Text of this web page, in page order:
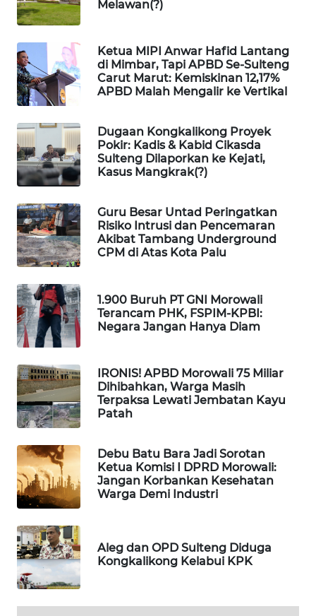
Melawan(?)
Ketua MIPI Anwar Hafid Lantang
di Mimbar, Tapi APBD Se-Sulteng
Carut Marut: Kemiskinan 12,17%
APBD Malah Mengalir ke Vertikal
Dugaan Kongkalikong Proyek
Pokir: Kadis & Kabid Cikasda
Sulteng Dilaporkan ke Kejati,
Kasus Mangkrak(?)
Guru Besar Untad Peringatkan
Risiko Intrusi dan Pencemaran
Akibat Tambang Underground
CPM di Atas Kota Palu
1.900 Buruh PT GNI Morowali
Terancam PHK, FSPIM-KPBI:
Negara Jangan Hanya Diam
IRONIS! APBD Morowali 75 Miliar
Dihibahkan, Warga Masih
Terpaksa Lewati Jembatan Kayu
Patah
Debu Batu Bara Jadi Sorotan
Ketua Komisi I DPRD Morowali:
Jangan Korbankan Kesehatan
Warga Demi Industri
Aleg dan OPD Sulteng Diduga
Kongkalikong Kelabui KPK
Wahana
KONSUMEN
LISTRIK
MASYARAKAT
KELISTRIKAN
WALINKI
ID
MAWAKA
ID
NET
PLN
WATCH
MKLI
LPKKI
LKKI
KOPEKLIN
PORTAL
KONSUMEN
FORWAMKI